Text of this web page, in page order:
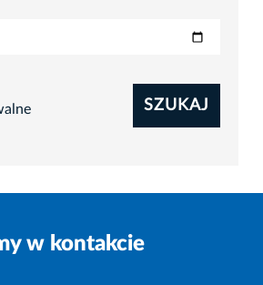
SZUKAJ
w kontakcie